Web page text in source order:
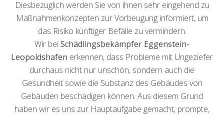
Diesbezüglich werden Sie von ihnen sehr eingehend zu
Maßnahmenkonzepten zur Vorbeugung informiert, um
das Risiko künftiger Befälle zu vermindern.
Wir beiSchädlingsbekämpfer Eggenstein-
Leopoldshafen erkennen, dass Probleme mit Ungeziefer
durchaus nicht nur unschön, sondern auch die
Gesundheit sowie die Substanz des Gebäudes von
Gebäuden beschädigen können. Aus diesem Grund
haben wir es uns zur Hauptaufgabe gemacht, prompte,